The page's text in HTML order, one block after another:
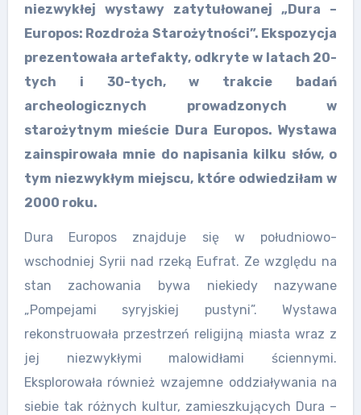
niezwykłej wystawy zatytułowanej „Dura –
Europos: Rozdroża Starożytności”. Ekspozycja
prezentowała artefakty, odkryte w latach 20-
tych i 30-tych, w trakcie badań
archeologicznych prowadzonych w
starożytnym mieście Dura Europos. Wystawa
zainspirowała mnie do napisania kilku słów, o
tym niezwykłym miejscu, które odwiedziłam w
2000 roku.
Dura Europos znajduje się w południowo-
wschodniej Syrii nad rzeką Eufrat. Ze względu na
stan zachowania bywa niekiedy nazywane
„Pompejami syryjskiej pustyni”. Wystawa
rekonstruowała przestrzeń religijną miasta wraz z
jej niezwykłymi malowidłami ściennymi.
Eksplorowała również wzajemne oddziaływania na
siebie tak różnych kultur, zamieszkujących Dura –